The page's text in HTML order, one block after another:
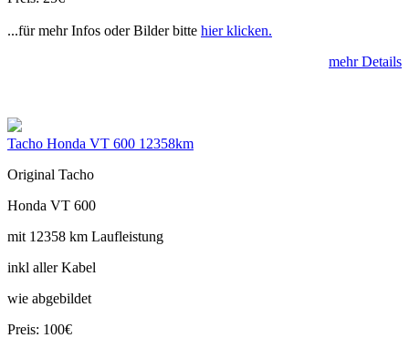
...für mehr Infos oder Bilder bitte hier klicken.
mehr Details
Tacho Honda VT 600 12358km
Original Tacho
Honda VT 600
mit 12358 km Laufleistung
inkl aller Kabel
wie abgebildet
Preis: 100€